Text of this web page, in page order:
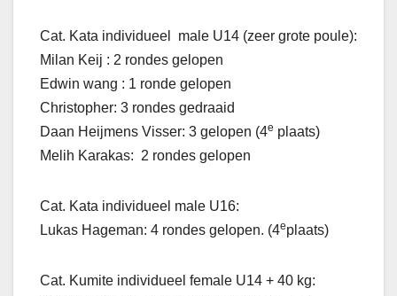
Cat. Kata individueel male U14 (zeer grote poule):
Milan Keij : 2 rondes gelopen
Edwin wang : 1 ronde gelopen
Christopher: 3 rondes gedraaid
Daan Heijmens Visser: 3 gelopen (4e plaats)
Melih Karakas: 2 rondes gelopen
Cat. Kata individueel male U16:
Lukas Hageman: 4 rondes gelopen. (4eplaats)
Cat. Kumite individueel female U14 + 40 kg: